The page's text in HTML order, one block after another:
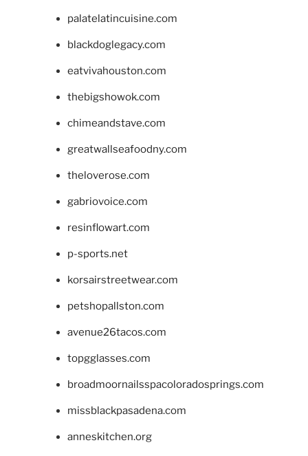
palatelatincuisine.com
blackdoglegacy.com
eatvivahouston.com
thebigshowok.com
chimeandstave.com
greatwallseafoodny.com
theloverose.com
gabriovoice.com
resinflowart.com
p-sports.net
korsairstreetwear.com
petshopallston.com
avenue26tacos.com
topgglasses.com
broadmoornailsspacoloradosprings.com
missblackpasadena.com
anneskitchen.org